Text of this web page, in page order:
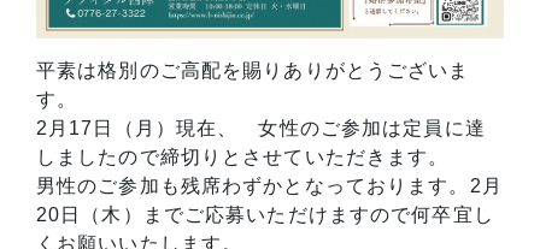
平素は格別のご高配を賜りありがとうございま
す。
2月17日（月）現在、 女性のご参加は定員に達
しましたので締切りとさせていただきます。
男性のご参加も残席わずかとなっております。2月
20日（木）までご応募いただけますので何卒宜し
くお願いいたします。